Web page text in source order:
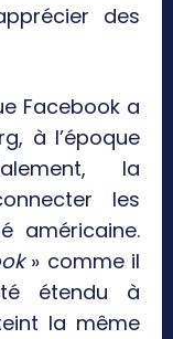
des
Facebook a
à l’époque
la
les
américaine.
» comme il
étendu à
la même